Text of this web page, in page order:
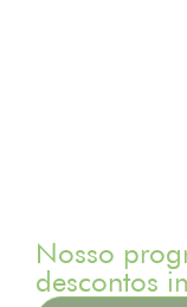
Nosso
descontos